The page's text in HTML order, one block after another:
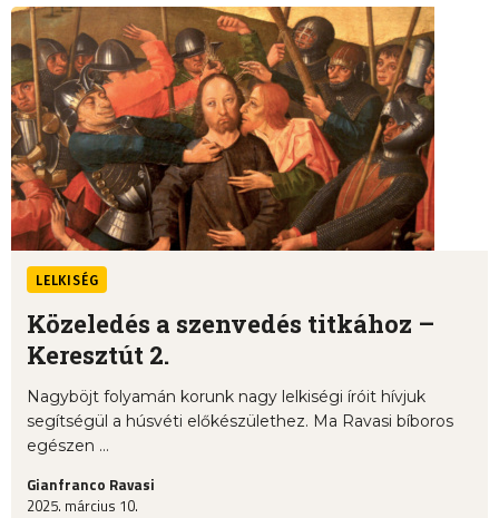
LELKISÉG
Közeledés a szenvedés titkához –
Keresztút 2.
Nagyböjt folyamán korunk nagy lelkiségi íróit hívjuk
segítségül a húsvéti előkészülethez. Ma Ravasi bíboros
egészen ...
Gianfranco Ravasi
2025. március 10.